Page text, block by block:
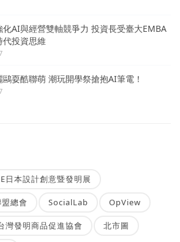
化AI與經營雙軸競爭力 投資長受臺大EMBA
投資思維
鷗耍酷聯萌 潮玩開學祭搶抱AI筆電！
日本設計創意暨發明展
總會 SocialLab OpView
灣發明商品促進協會 北市圖